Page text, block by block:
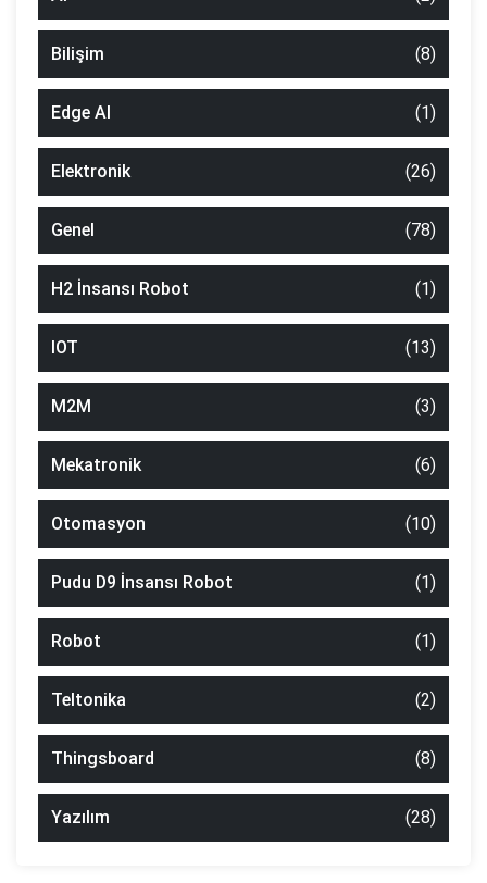
Bilişim (8)
Edge AI (1)
Elektronik (26)
Genel (78)
H2 İnsansı Robot (1)
IOT (13)
M2M (3)
Mekatronik (6)
Otomasyon (10)
Pudu D9 İnsansı Robot (1)
Robot (1)
Teltonika (2)
Thingsboard (8)
Yazılım (28)